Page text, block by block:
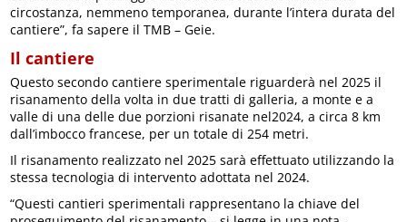
circostanza, nemmeno temporanea, durante l’intera durata del
cantiere”, fa sapere il TMB – Geie.
Il cantiere
Questo secondo cantiere sperimentale riguarderà nel 2025 il
risanamento della volta in due tratti di galleria, a monte e a
valle di una delle due porzioni risanate nel2024, a circa 8 km
dall’imbocco francese, per un totale di 254 metri.
Il risanamento realizzato nel 2025 sarà effettuato utilizzando la
stessa tecnologia di intervento adottata nel 2024.
“Questi cantieri sperimentali rappresentano la chiave del